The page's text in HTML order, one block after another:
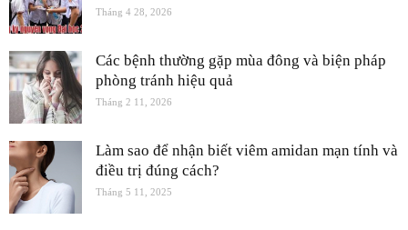
Tháng 4 28, 2026
Các bệnh thường gặp mùa đông và biện pháp
phòng tránh hiệu quả
Tháng 2 11, 2026
Làm sao để nhận biết viêm amidan mạn tính và
điều trị đúng cách?
Tháng 5 11, 2025